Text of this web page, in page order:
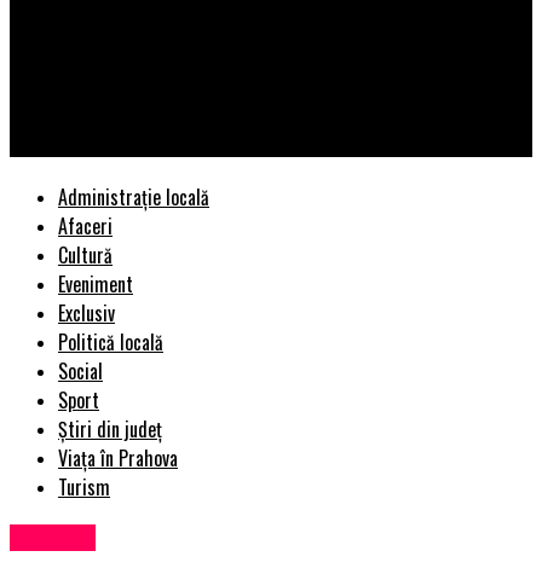
Administrație locală
Afaceri
Cultură
Eveniment
Exclusiv
Politică locală
Social
Sport
Știri din județ
Viața în Prahova
Turism